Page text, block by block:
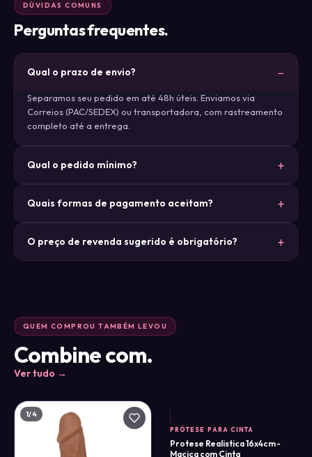
DÚVIDAS COMUNS
Perguntas frequentes.
Qual o prazo de envio?
Separamos seu pedido em até 48h úteis. Enviamos via
Correios (PAC/SEDEX) ou transportadora, com rastreamento
completo até a entrega.
Qual o pedido mínimo?
Quais formas de pagamento aceitam?
O preço de revenda sugerido é obrigatório?
QUEM COMPROU TAMBÉM LEVOU
Combine com.
Ver tudo →
1/4
PRÓTESE PARA CINTA
Protese Realistica 16x4cm -
Maciça com Cinta